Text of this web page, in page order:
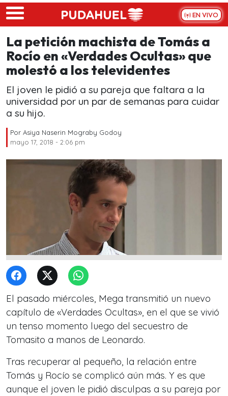
Skip to main content
EN VIVO
La petición machista de Tomás a
Rocío en «Verdades Ocultas» que
molestó a los televidentes
El joven le pidió a su pareja que faltara a la
universidad por un par de semanas para cuidar
a su hijo.
Por Asiya Naserin Mograby Godoy
mayo 17, 2018 - 2:06 pm
El pasado miércoles, Mega transmitió un nuevo
capítulo de «Verdades Ocultas», en el que se vivió
un tenso momento luego del secuestro de
Tomasito a manos de Leonardo.
Tras recuperar al pequeño, la relación entre
Tomás y Rocío se complicó aún más. Y es que
aunque el joven le pidió disculpas a su pareja por